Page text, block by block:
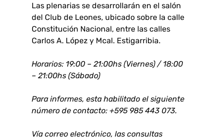
Las plenarias se desarrollarán en el salón
del Club de Leones, ubicado sobre la calle
Constitución Nacional, entre las calles
Carlos A. López y Mcal. Estigarribia.
Horarios: 19:00 – 21:00hs (Viernes) / 18:00
– 21:00hs (Sábado)
Para informes, esta habilitado el siguiente
número de contacto: +595 985 443 073.
Vía correo electrónico, las consultas